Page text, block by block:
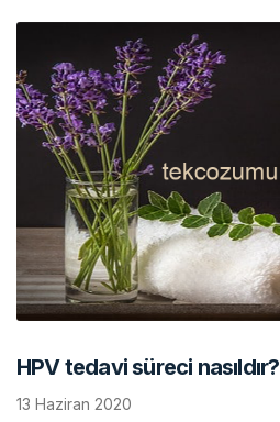
HPV tedavi süreci nasıldır?
13 Haziran 2020